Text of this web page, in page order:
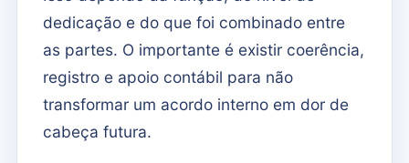
dedicação e do que foi combinado entre
as partes. O importante é existir coerência,
registro e apoio contábil para não
transformar um acordo interno em dor de
cabeça futura.